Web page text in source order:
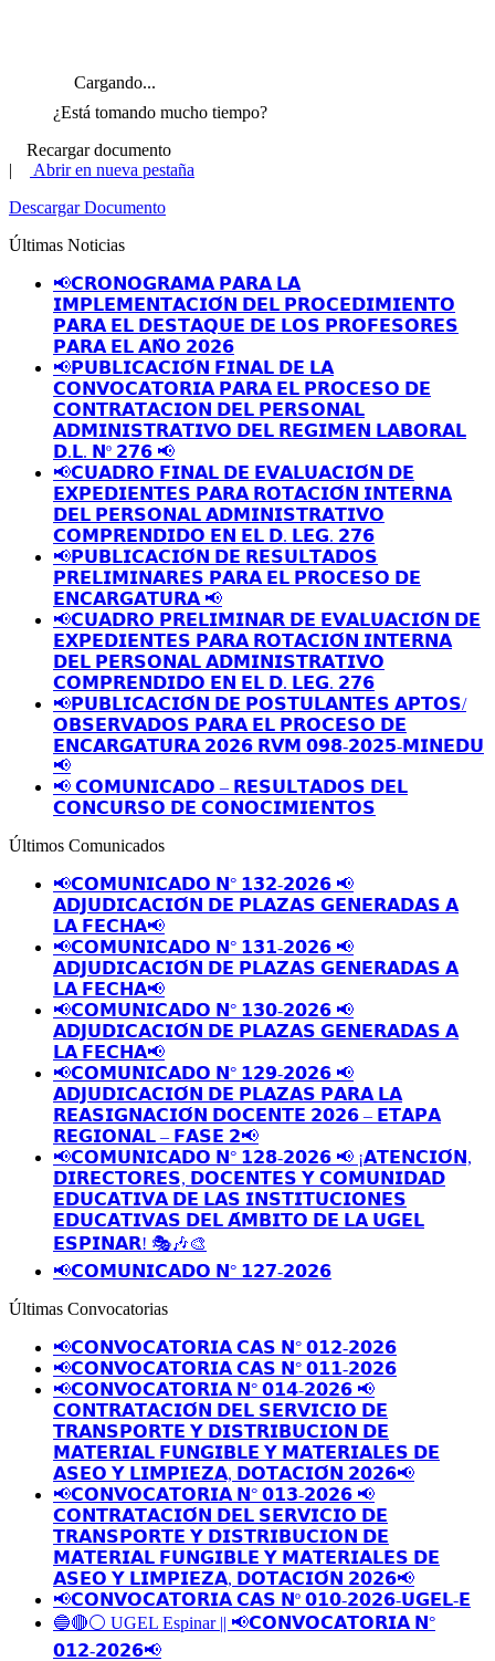
Cargando...
¿Está tomando mucho tiempo?
Recargar documento
|
Abrir en nueva pestaña
Descargar Documento
Últimas Noticias
📢𝗖𝗥𝗢𝗡𝗢𝗚𝗥𝗔𝗠𝗔 𝗣𝗔𝗥𝗔 𝗟𝗔
𝗜𝗠𝗣𝗟𝗘𝗠𝗘𝗡𝗧𝗔𝗖𝗜𝗢́𝗡 𝗗𝗘𝗟 𝗣𝗥𝗢𝗖𝗘𝗗𝗜𝗠𝗜𝗘𝗡𝗧𝗢
𝗣𝗔𝗥𝗔 𝗘𝗟 𝗗𝗘𝗦𝗧𝗔𝗤𝗨𝗘 𝗗𝗘 𝗟𝗢𝗦 𝗣𝗥𝗢𝗙𝗘𝗦𝗢𝗥𝗘𝗦
𝗣𝗔𝗥𝗔 𝗘𝗟 𝗔𝗡̃𝗢 𝟮𝟬𝟮𝟲
📢𝗣𝗨𝗕𝗟𝗜𝗖𝗔𝗖𝗜𝗢́𝗡 𝗙𝗜𝗡𝗔𝗟 𝗗𝗘 𝗟𝗔
𝗖𝗢𝗡𝗩𝗢𝗖𝗔𝗧𝗢𝗥𝗜𝗔 𝗣𝗔𝗥𝗔 𝗘𝗟 𝗣𝗥𝗢𝗖𝗘𝗦𝗢 𝗗𝗘
𝗖𝗢𝗡𝗧𝗥𝗔𝗧𝗔𝗖𝗜𝗢𝗡 𝗗𝗘𝗟 𝗣𝗘𝗥𝗦𝗢𝗡𝗔𝗟
𝗔𝗗𝗠𝗜𝗡𝗜𝗦𝗧𝗥𝗔𝗧𝗜𝗩𝗢 𝗗𝗘𝗟 𝗥𝗘𝗚𝗜𝗠𝗘𝗡 𝗟𝗔𝗕𝗢𝗥𝗔𝗟
𝗗.𝗟. 𝗡º 𝟮𝟳𝟲 📢
📢𝗖𝗨𝗔𝗗𝗥𝗢 𝗙𝗜𝗡𝗔𝗟 𝗗𝗘 𝗘𝗩𝗔𝗟𝗨𝗔𝗖𝗜𝗢́𝗡 𝗗𝗘
𝗘𝗫𝗣𝗘𝗗𝗜𝗘𝗡𝗧𝗘𝗦 𝗣𝗔𝗥𝗔 𝗥𝗢𝗧𝗔𝗖𝗜𝗢́𝗡 𝗜𝗡𝗧𝗘𝗥𝗡𝗔
𝗗𝗘𝗟 𝗣𝗘𝗥𝗦𝗢𝗡𝗔𝗟 𝗔𝗗𝗠𝗜𝗡𝗜𝗦𝗧𝗥𝗔𝗧𝗜𝗩𝗢
𝗖𝗢𝗠𝗣𝗥𝗘𝗡𝗗𝗜𝗗𝗢 𝗘𝗡 𝗘𝗟 𝗗. 𝗟𝗘𝗚. 𝟮𝟳𝟲
📢𝗣𝗨𝗕𝗟𝗜𝗖𝗔𝗖𝗜𝗢́𝗡 𝗗𝗘 𝗥𝗘𝗦𝗨𝗟𝗧𝗔𝗗𝗢𝗦
𝗣𝗥𝗘𝗟𝗜𝗠𝗜𝗡𝗔𝗥𝗘𝗦 𝗣𝗔𝗥𝗔 𝗘𝗟 𝗣𝗥𝗢𝗖𝗘𝗦𝗢 𝗗𝗘
𝗘𝗡𝗖𝗔𝗥𝗚𝗔𝗧𝗨𝗥𝗔 📢
📢𝗖𝗨𝗔𝗗𝗥𝗢 𝗣𝗥𝗘𝗟𝗜𝗠𝗜𝗡𝗔𝗥 𝗗𝗘 𝗘𝗩𝗔𝗟𝗨𝗔𝗖𝗜𝗢́𝗡 𝗗𝗘
𝗘𝗫𝗣𝗘𝗗𝗜𝗘𝗡𝗧𝗘𝗦 𝗣𝗔𝗥𝗔 𝗥𝗢𝗧𝗔𝗖𝗜𝗢́𝗡 𝗜𝗡𝗧𝗘𝗥𝗡𝗔
𝗗𝗘𝗟 𝗣𝗘𝗥𝗦𝗢𝗡𝗔𝗟 𝗔𝗗𝗠𝗜𝗡𝗜𝗦𝗧𝗥𝗔𝗧𝗜𝗩𝗢
𝗖𝗢𝗠𝗣𝗥𝗘𝗡𝗗𝗜𝗗𝗢 𝗘𝗡 𝗘𝗟 𝗗. 𝗟𝗘𝗚. 𝟮𝟳𝟲
📢𝗣𝗨𝗕𝗟𝗜𝗖𝗔𝗖𝗜𝗢́𝗡 𝗗𝗘 𝗣𝗢𝗦𝗧𝗨𝗟𝗔𝗡𝗧𝗘𝗦 𝗔𝗣𝗧𝗢𝗦/
𝗢𝗕𝗦𝗘𝗥𝗩𝗔𝗗𝗢𝗦 𝗣𝗔𝗥𝗔 𝗘𝗟 𝗣𝗥𝗢𝗖𝗘𝗦𝗢 𝗗𝗘
𝗘𝗡𝗖𝗔𝗥𝗚𝗔𝗧𝗨𝗥𝗔 𝟮𝟬𝟮𝟲 𝗥𝗩𝗠 𝟬𝟵𝟴-𝟮𝟬𝟮𝟱-𝗠𝗜𝗡𝗘𝗗𝗨
📢
📢 𝗖𝗢𝗠𝗨𝗡𝗜𝗖𝗔𝗗𝗢 – 𝗥𝗘𝗦𝗨𝗟𝗧𝗔𝗗𝗢𝗦 𝗗𝗘𝗟
𝗖𝗢𝗡𝗖𝗨𝗥𝗦𝗢 𝗗𝗘 𝗖𝗢𝗡𝗢𝗖𝗜𝗠𝗜𝗘𝗡𝗧𝗢𝗦
Últimos Comunicados
📢𝗖𝗢𝗠𝗨𝗡𝗜𝗖𝗔𝗗𝗢 𝗡° 𝟭𝟯𝟮-𝟮𝟬𝟮𝟲 📢
𝗔𝗗𝗝𝗨𝗗𝗜𝗖𝗔𝗖𝗜𝗢́𝗡 𝗗𝗘 𝗣𝗟𝗔𝗭𝗔𝗦 𝗚𝗘𝗡𝗘𝗥𝗔𝗗𝗔𝗦 𝗔
𝗟𝗔 𝗙𝗘𝗖𝗛𝗔📢
📢𝗖𝗢𝗠𝗨𝗡𝗜𝗖𝗔𝗗𝗢 𝗡° 𝟭𝟯𝟭-𝟮𝟬𝟮𝟲 📢
𝗔𝗗𝗝𝗨𝗗𝗜𝗖𝗔𝗖𝗜𝗢́𝗡 𝗗𝗘 𝗣𝗟𝗔𝗭𝗔𝗦 𝗚𝗘𝗡𝗘𝗥𝗔𝗗𝗔𝗦 𝗔
𝗟𝗔 𝗙𝗘𝗖𝗛𝗔📢
📢𝗖𝗢𝗠𝗨𝗡𝗜𝗖𝗔𝗗𝗢 𝗡° 𝟭𝟯𝟬-𝟮𝟬𝟮𝟲 📢
𝗔𝗗𝗝𝗨𝗗𝗜𝗖𝗔𝗖𝗜𝗢́𝗡 𝗗𝗘 𝗣𝗟𝗔𝗭𝗔𝗦 𝗚𝗘𝗡𝗘𝗥𝗔𝗗𝗔𝗦 𝗔
𝗟𝗔 𝗙𝗘𝗖𝗛𝗔📢
📢𝗖𝗢𝗠𝗨𝗡𝗜𝗖𝗔𝗗𝗢 𝗡° 𝟭𝟮𝟵-𝟮𝟬𝟮𝟲 📢
𝗔𝗗𝗝𝗨𝗗𝗜𝗖𝗔𝗖𝗜𝗢́𝗡 𝗗𝗘 𝗣𝗟𝗔𝗭𝗔𝗦 𝗣𝗔𝗥𝗔 𝗟𝗔
𝗥𝗘𝗔𝗦𝗜𝗚𝗡𝗔𝗖𝗜𝗢́𝗡 𝗗𝗢𝗖𝗘𝗡𝗧𝗘 𝟮𝟬𝟮𝟲 – 𝗘𝗧𝗔𝗣𝗔
𝗥𝗘𝗚𝗜𝗢𝗡𝗔𝗟 – 𝗙𝗔𝗦𝗘 𝟮📢
📢𝗖𝗢𝗠𝗨𝗡𝗜𝗖𝗔𝗗𝗢 𝗡° 𝟭𝟮𝟴-𝟮𝟬𝟮𝟲 📢 ¡𝗔𝗧𝗘𝗡𝗖𝗜𝗢́𝗡,
𝗗𝗜𝗥𝗘𝗖𝗧𝗢𝗥𝗘𝗦, 𝗗𝗢𝗖𝗘𝗡𝗧𝗘𝗦 𝗬 𝗖𝗢𝗠𝗨𝗡𝗜𝗗𝗔𝗗
𝗘𝗗𝗨𝗖𝗔𝗧𝗜𝗩𝗔 𝗗𝗘 𝗟𝗔𝗦 𝗜𝗡𝗦𝗧𝗜𝗧𝗨𝗖𝗜𝗢𝗡𝗘𝗦
𝗘𝗗𝗨𝗖𝗔𝗧𝗜𝗩𝗔𝗦 𝗗𝗘𝗟 𝗔́𝗠𝗕𝗜𝗧𝗢 𝗗𝗘 𝗟𝗔 𝗨𝗚𝗘𝗟
𝗘𝗦𝗣𝗜𝗡𝗔𝗥! 🎭🎶🎨
📢𝗖𝗢𝗠𝗨𝗡𝗜𝗖𝗔𝗗𝗢 𝗡° 𝟭𝟮𝟳-𝟮𝟬𝟮𝟲
Últimas Convocatorias
📢𝗖𝗢𝗡𝗩𝗢𝗖𝗔𝗧𝗢𝗥𝗜𝗔 𝗖𝗔𝗦 𝗡° 𝟬𝟭𝟮-𝟮𝟬𝟮𝟲
📢𝗖𝗢𝗡𝗩𝗢𝗖𝗔𝗧𝗢𝗥𝗜𝗔 𝗖𝗔𝗦 𝗡° 𝟬𝟭𝟭-𝟮𝟬𝟮𝟲
📢𝗖𝗢𝗡𝗩𝗢𝗖𝗔𝗧𝗢𝗥𝗜𝗔 𝗡° 𝟬𝟭𝟰-𝟮𝟬𝟮𝟲 📢
𝗖𝗢𝗡𝗧𝗥𝗔𝗧𝗔𝗖𝗜𝗢́𝗡 𝗗𝗘𝗟 𝗦𝗘𝗥𝗩𝗜𝗖𝗜𝗢 𝗗𝗘
𝗧𝗥𝗔𝗡𝗦𝗣𝗢𝗥𝗧𝗘 𝗬 𝗗𝗜𝗦𝗧𝗥𝗜𝗕𝗨𝗖𝗜𝗢𝗡 𝗗𝗘
𝗠𝗔𝗧𝗘𝗥𝗜𝗔𝗟 𝗙𝗨𝗡𝗚𝗜𝗕𝗟𝗘 𝗬 𝗠𝗔𝗧𝗘𝗥𝗜𝗔𝗟𝗘𝗦 𝗗𝗘
𝗔𝗦𝗘𝗢 𝗬 𝗟𝗜𝗠𝗣𝗜𝗘𝗭𝗔, 𝗗𝗢𝗧𝗔𝗖𝗜𝗢́𝗡 𝟮𝟬𝟮𝟲📢
📢𝗖𝗢𝗡𝗩𝗢𝗖𝗔𝗧𝗢𝗥𝗜𝗔 𝗡° 𝟬𝟭𝟯-𝟮𝟬𝟮𝟲 📢
𝗖𝗢𝗡𝗧𝗥𝗔𝗧𝗔𝗖𝗜𝗢́𝗡 𝗗𝗘𝗟 𝗦𝗘𝗥𝗩𝗜𝗖𝗜𝗢 𝗗𝗘
𝗧𝗥𝗔𝗡𝗦𝗣𝗢𝗥𝗧𝗘 𝗬 𝗗𝗜𝗦𝗧𝗥𝗜𝗕𝗨𝗖𝗜𝗢𝗡 𝗗𝗘
𝗠𝗔𝗧𝗘𝗥𝗜𝗔𝗟 𝗙𝗨𝗡𝗚𝗜𝗕𝗟𝗘 𝗬 𝗠𝗔𝗧𝗘𝗥𝗜𝗔𝗟𝗘𝗦 𝗗𝗘
𝗔𝗦𝗘𝗢 𝗬 𝗟𝗜𝗠𝗣𝗜𝗘𝗭𝗔, 𝗗𝗢𝗧𝗔𝗖𝗜𝗢́𝗡 𝟮𝟬𝟮𝟲📢
📢𝗖𝗢𝗡𝗩𝗢𝗖𝗔𝗧𝗢𝗥𝗜𝗔 𝗖𝗔𝗦 𝗡º 𝟬𝟭𝟬-𝟮𝟬𝟮𝟲-𝗨𝗚𝗘𝗟-𝗘
🔵🔴⚪️ UGEL Espinar || 📢𝗖𝗢𝗡𝗩𝗢𝗖𝗔𝗧𝗢𝗥𝗜𝗔 𝗡°
𝟬𝟭𝟮-𝟮𝟬𝟮𝟲📢